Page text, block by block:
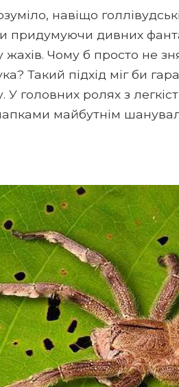
навіщо
придумуючи дивних
жахів. Чому б просто не
Такий підхід міг би
У головних ролях з
майбутнім